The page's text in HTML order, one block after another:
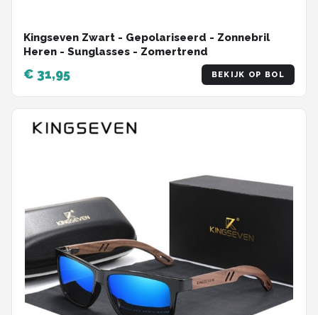
Kingseven Zwart - Gepolariseerd - Zonnebril
Heren - Sunglasses - Zomertrend
€ 31,95 BEKIJK OP BOL